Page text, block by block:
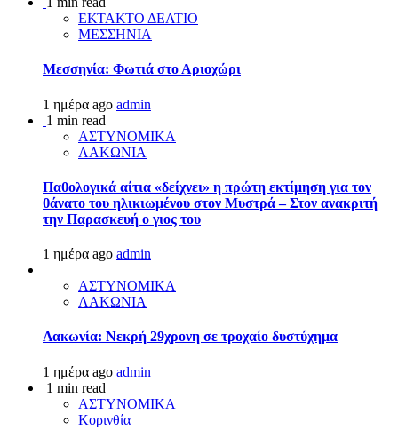
ΕΚΤΑΚΤΟ ΔΕΛΤΙΟ
ΜΕΣΣΗΝΙΑ
Μεσσηνία: Φωτιά στο Αριοχώρι
1 ημέρα ago admin
1 min read
ΑΣΤΥΝΟΜΙΚΑ
ΛΑΚΩΝΙΑ
Παθολογικά αίτια «δείχνει» η πρώτη εκτίμηση για τον
θάνατο του ηλικιωμένου στον Μυστρά – Στον ανακριτή
την Παρασκευή ο γιος του
1 ημέρα ago admin
ΑΣΤΥΝΟΜΙΚΑ
ΛΑΚΩΝΙΑ
Λακωνία: Νεκρή 29χρονη σε τροχαίο δυστύχημα
1 ημέρα ago admin
1 min read
ΑΣΤΥΝΟΜΙΚΑ
Κορινθία